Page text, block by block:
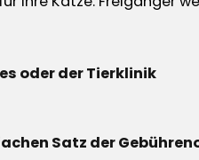
oder der Tierklinik
Satz der